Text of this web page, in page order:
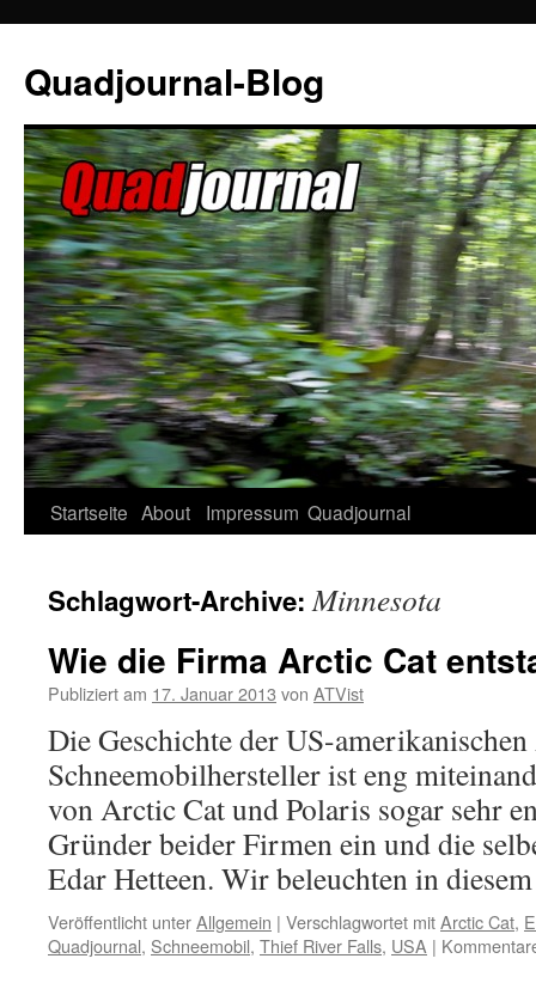
Quadjournal-Blog
Startseite About Impressum Quadjournal
Schlagwort-Archive:Minnesota
Wie die Firma Arctic Cat
Publiziert am 17. Januar 2013 von ATVist
Die Geschichte der US-
Schneemobilhersteller ist eng
von Arctic Cat und Polaris sogar sehr
Gründer beider Firmen ein und die
Edar Hetteen. Wir beleuchten in
Veröffentlicht unterAllgemein | Verschlagwortet mitArctic Cat,
Quadjournal, Schneemobil, Thief River Falls, USA |